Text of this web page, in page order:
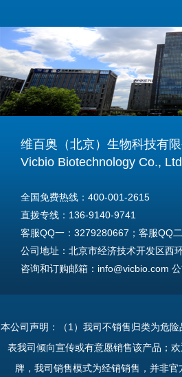
维百奥（北京）生物科技有限
Vicbio Biotechnology Co.,
全国免费热线：400-001-2615
直拨专线：136-9140-9741
客服QQ一：3279280667；客服QQ
公司地址：北京市经济技术开发区西
咨询和订购邮箱：info@vicbio.com
Tel: +86-13691409741
本公司声明：（1）我司不销售归类为危
表我司倾向宣传或有意愿销售该产品；
牌，我司销售模式为经销销售，并非